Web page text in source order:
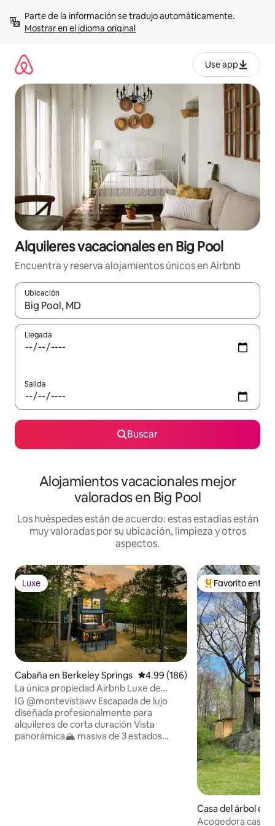
contenidoMostrar en el idioma original
Use app
Alquileres vacacionales en Big Pool
Encuentra y reserva alojamientos únicos en Airbnb
Ubicación
Cuando los resultados estén disponibles, navega con las
Llegada
Salida
Buscar
Alojamientos vacacionales mejor
valorados en Big Pool
Los huéspedes están de acuerdo: estas estadías están
muy valoradas por su ubicación, limpieza y otros
aspectos.
Luxe
Luxe
Cabaña en Berkeley Springs Calificación promedio: 4.99 de
4.99 (186)
La única propiedad Airbnb Luxe de
Virginia Occidental
IG @montevistawv Escapada de lujo
diseñada profesionalmente para
alquileres de corta duración Vista
panorámica🏔️ masiva de 3 estados
Favorito entre
Favorito entre
Casa del árbol en
stown
Acogedora casa